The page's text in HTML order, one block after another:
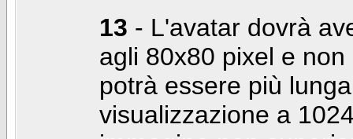
13 - L'avatar dovrà
agli 80x80 pixel e
potrà essere più
visualizzazione a